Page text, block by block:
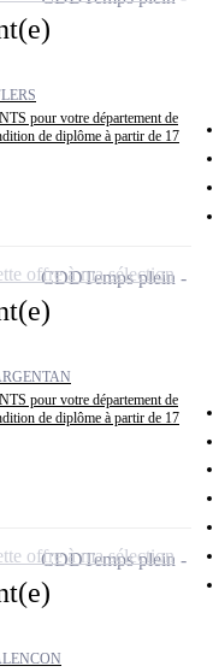
pour votre département de
de diplôme à partir de 17
pour votre département de
de diplôme à partir de 17
CDDTemps plein
offre à ma sélection
CDDTemps plein
offre à ma sélection